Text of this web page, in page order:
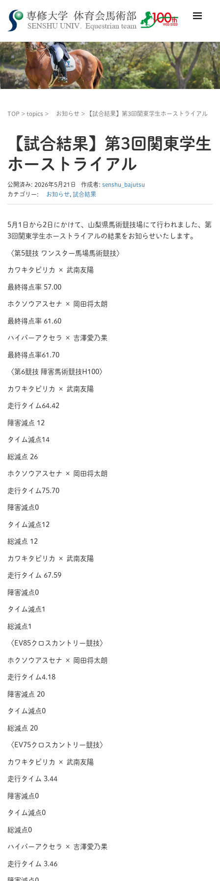
TOP > topics > お知らせ > 【試合結果】第3回関東学生ホーストライアル
【試合結果】第3回関東学生
ホーストライアル
公開済み: 2026年5月21日 作成者: senshu_bajutsu
カテゴリー:
お知らせ 試合結果
5月1日から2日にかけて、山梨県馬術競技場にて行われました、第
3回関東学生ホーストライアルの結果をお知らせいたします。
〈第5競技 ワンスター馬場馬術競技〉
カワキタピリカ × 武南友陽
最終得点率 57.00
ホクソウアスセナ × 岡田将太朗
最終得点率 61.60
ハイパーアクセラ × 吉澤愛乃果
最終得点率61.70
〈第6競技 障害馬術競技H100〉
カワキタピリカ × 武南友陽
走行タイム64.42
障害減点 12
タイム減点14
総減点 26
ホクソウアスセナ × 岡田将太朗
走行タイム75.70
障害減点0
タイム減点12
総減点 12
カワキタピリカ × 武南友陽
走行タイム 67.59
障害減点0
タイム減点1
総減点1
〈EV85クロスカントリー競技〉
ホクソウアスセナ × 岡田将太朗
走行タイム4.18
障害減点 20
タイム減点0
総減点 20
〈EV75クロスカントリー競技〉
カワキタピリカ × 武南友陽
走行タイム 3.44
障害減点0
タイム減点0
総減点0
ハイパーアクセラ × 吉澤愛乃果
走行タイム 3.46